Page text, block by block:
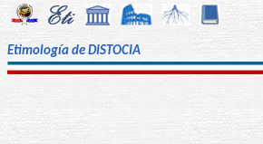
Etimología de DISTOCIA